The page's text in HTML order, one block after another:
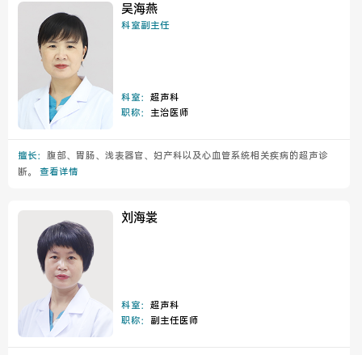
吴海燕
科室副主任
科室：超声科
职称： 主治医师
擅长： 腹部、胃肠、浅表器官、妇产科以及心血管系统相关疾病的超声诊
断。 查看详情
刘海裳
科室：超声科
职称： 副主任医师